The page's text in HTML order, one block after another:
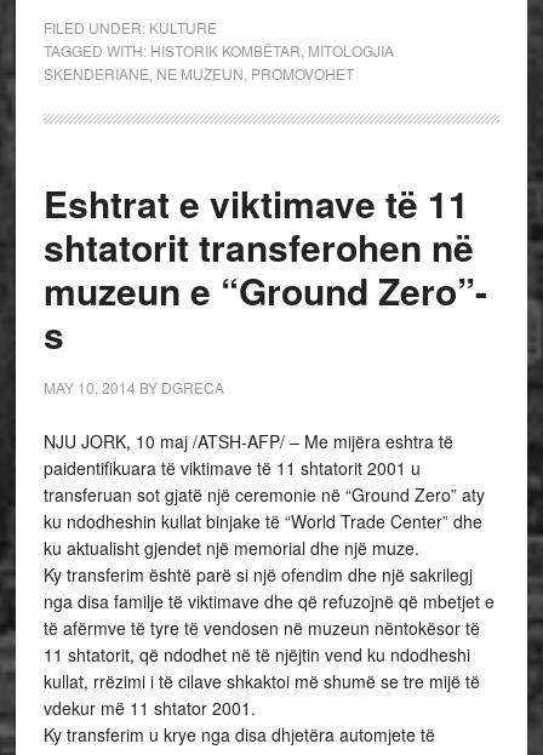
FILED UNDER: KULTURE
TAGGED WITH: HISTORIK KOMBËTAR MITOLOGJIA
SKENDERIANE NE MUZEUN PROMOVOHET
Eshtrat e viktimave të 11
shtatorit transferohen në
muzeun e “Ground Zero”-
s
MAY 10, 2014 BY DGRECA
NJU JORK, 10 maj /ATSH-AFP/ – Me mijëra eshtra të
paidentifikuara të viktimave të 11 shtatorit 2001 u
transferuan sot gjatë një ceremonie në “Ground Zero” aty
ku ndodheshin kullat binjake të “World Trade Center” dhe
ku aktualisht gjendet një memorial dhe një muze.
Ky transferim është parë si një ofendim dhe një sakrilegj
nga disa familje të viktimave dhe që refuzojnë që mbetjet e
të afërmve të tyre të vendosen në muzeun nëntokësor të
11 shtatorit, që ndodhet në të njëjtin vend ku ndodheshi
kullat, rrëzimi i të cilave shkaktoi më shumë se tre mijë të
vdekur më 11 shtator 2001.
Ky transferim u krye nga disa dhjetëra automjete të